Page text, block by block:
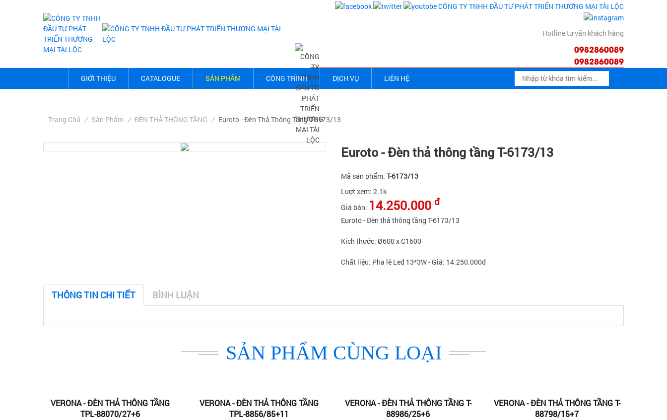
Hotline tư vấn khách hàng
0982860089
0982860089
GIỚI THIỆU CATALOGUE SẢN PHẨM CÔNG TRÌNH DỊCH VỤ LIÊN HỆ
Trang Chủ / Sản Phẩm / ĐÈN THẢ THÔNG TẦNG / Euroto - Đèn Thả Thông Tầng T-6173/13
Euroto - Đèn thả thông tầng T-6173/13
Mã sản phẩm: T-6173/13
Lượt xem: 2.1k
Giá bán: 14.250.000 đ
Euroto - Đèn thả thông tầng T-6173/13
Kích thước: Ø600 x C1600
Chất liệu: Pha lê Led 13*3W - Giá: 14.250.000đ
THÔNG TIN CHI TIẾT BÌNH LUẬN
SẢN PHẨM CÙNG LOẠI
VERONA - ĐÈN THẢ THÔNG TẦNG
TPL-88070/27+6
VERONA - ĐÈN THẢ THÔNG TẦNG
TPL-8856/85+11
VERONA - ĐÈN THẢ THÔNG TẦNG T-
88986/25+6
VERONA - ĐÈN THẢ THÔNG TẦNG T-
88798/15+7